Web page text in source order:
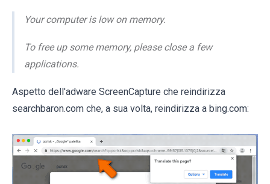
Your computer is low on memory.
To free up some memory, please close a few
applications.
Aspetto dell'adware ScreenCapture che reindirizza
searchbaron.com che, a sua volta, reindirizza a bing.com: